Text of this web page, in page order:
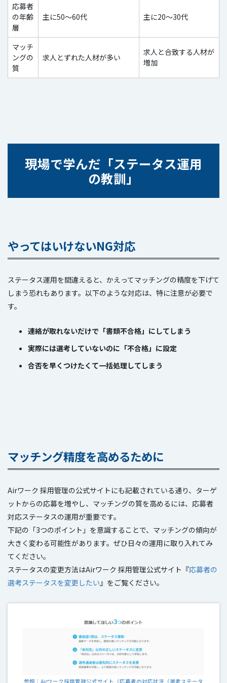
応募者
の年齢
層
主に50〜60代 主に20〜30代
マッチ
ングの
質
求人とずれた人材が多い
求人と合致する人材が
増加
現場で学んだ「ステータス運用
の教訓」
やってはいけないNG対応
ステータス運用を間違えると、かえってマッチングの精度を下げて
しまう恐れもあります。以下のような対応は、特に注意が必要で
す。
連絡が取れないだけで「書類不合格」にしてしまう
実際には選考していないのに「不合格」に設定
合否を早くつけたくて一括処理してしまう
マッチング精度を高めるために
Airワーク 採用管理の公式サイトにも記載されている通り、ターゲ
ットからの応募を増やし、マッチングの質を高めるには、応募者
対応ステータスの運用が重要です。
下記の「3つのポイント」を意識することで、マッチングの傾向が
大きく変わる可能性があります。ぜひ日々の運用に取り入れてみ
てください。
ステータスの変更方法はAirワーク 採用管理公式サイト『応募者の
選考ステータスを変更したい 』をご覧ください。
参照：Airワーク採用管理公式サイト（応募者の対応状況（選考ステータ